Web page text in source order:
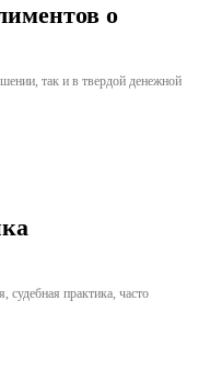
о
так и в твердой денежной
судебная практика, часто